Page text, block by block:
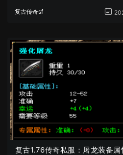
复古传奇sf
复古1.76传奇私服：屠龙装备